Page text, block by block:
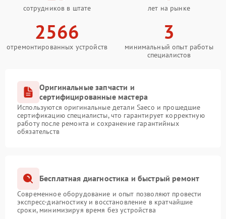
сотрудников в штате лет на рынке
2566
отремонтированных устройств
3
минимальный опыт работы
специалистов
Оригинальные запчасти и
сертифицированные мастера
Используются оригинальные детали Saeco и прошедшие
сертификацию специалисты, что гарантирует корректную
работу после ремонта и сохранение гарантийных
обязательств
Бесплатная диагностика и быстрый ремонт
Современное оборудование и опыт позволяют провести
экспресс-диагностику и восстановление в кратчайшие
сроки, минимизируя время без устройства